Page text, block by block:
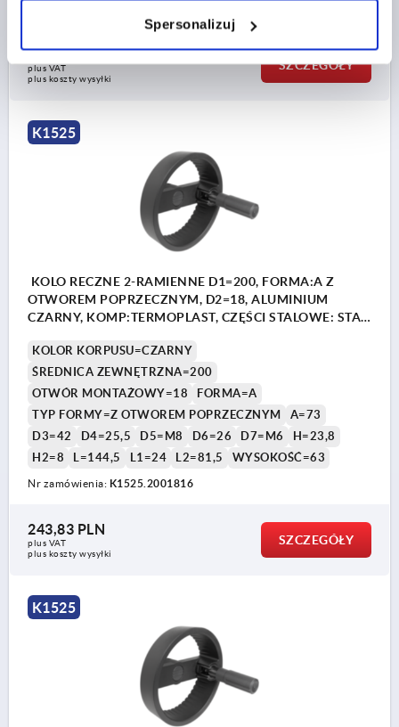
Spersonalizuj
233,39 PLN
plus VAT
plus koszty wysyłki
SZCZEGÓŁY
K1525
KOLO RECZNE 2-RAMIENNE D1=200, FORMA:A Z
OTWOREM POPRZECZNYM, D2=18, ALUMINIUM
CZARNY, KOMP:TERMOPLAST, CZĘŚCI STALOWE: STAL,
KOLOR KORPUSU=CZARNY
ŚREDNICA ZEWNĘTRZNA=200
OTWÓR MONTAŻOWY=18
FORMA=A
TYP FORMY=Z OTWOREM POPRZECZNYM
A=73
D3=42
D4=25,5 D5=M8 D6=26 D7=M6
H=23,8
H2=8
L=144,5 L1=24 L2=81,5 WYSOKOŚĆ=63
Nr zamówienia: K1525.2001816
243,83 PLN
plus VAT
plus koszty wysyłki
SZCZEGÓŁY
K1525